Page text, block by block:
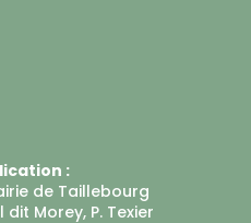
:
de Taillebourg
Morey, P. Texier